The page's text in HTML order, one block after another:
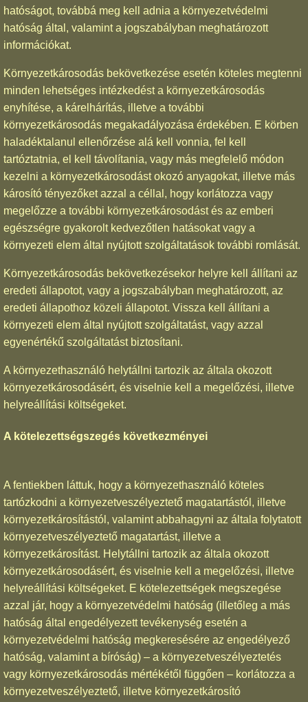
hatóságot, továbbá meg kell adnia a környezetvédelmi
hatóság által, valamint a jogszabályban meghatározott
információkat.
Környezetkárosodás bekövetkezése esetén köteles megtenni
minden lehetséges intézkedést a környezetkárosodás
enyhítése, a kárelhárítás, illetve a további
környezetkárosodás megakadályozása érdekében. E körben
haladéktalanul ellenőrzése alá kell vonnia, fel kell
tartóztatnia, el kell távolítania, vagy más megfelelő módon
kezelni a környezetkárosodást okozó anyagokat, illetve más
károsító tényezőket azzal a céllal, hogy korlátozza vagy
megelőzze a további környezetkárosodást és az emberi
egészségre gyakorolt kedvezőtlen hatásokat vagy a
környezeti elem által nyújtott szolgáltatások további romlását.
Környezetkárosodás bekövetkezésekor helyre kell állítani az
eredeti állapotot, vagy a jogszabályban meghatározott, az
eredeti állapothoz közeli állapotot. Vissza kell állítani a
környezeti elem által nyújtott szolgáltatást, vagy azzal
egyenértékű szolgáltatást biztosítani.
A környezethasználó helytállni tartozik az általa okozott
környezetkárosodásért, és viselnie kell a megelőzési, illetve
helyreállítási költségeket.
A kötelezettségszegés következményei
A fentiekben láttuk, hogy a környezethasználó köteles
tartózkodni a környezetveszélyeztető magatartástól, illetve
környezetkárosítástól, valamint abbahagyni az általa folytatott
környezetveszélyeztető magatartást, illetve a
környezetkárosítást. Helytállni tartozik az általa okozott
környezetkárosodásért, és viselnie kell a megelőzési, illetve
helyreállítási költségeket. E kötelezettségek megszegése
azzal jár, hogy a környezetvédelmi hatóság (illetőleg a más
hatóság által engedélyezett tevékenység esetén a
környezetvédelmi hatóság megkeresésére az engedélyező
hatóság, valamint a bíróság) – a környezetveszélyeztetés
vagy környezetkárosodás mértékétől függően – korlátozza a
környezetveszélyeztető, illetve környezetkárosító